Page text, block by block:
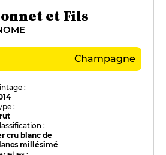
et Fils
Champagne
:
:
:
cru blanc de
millésimé